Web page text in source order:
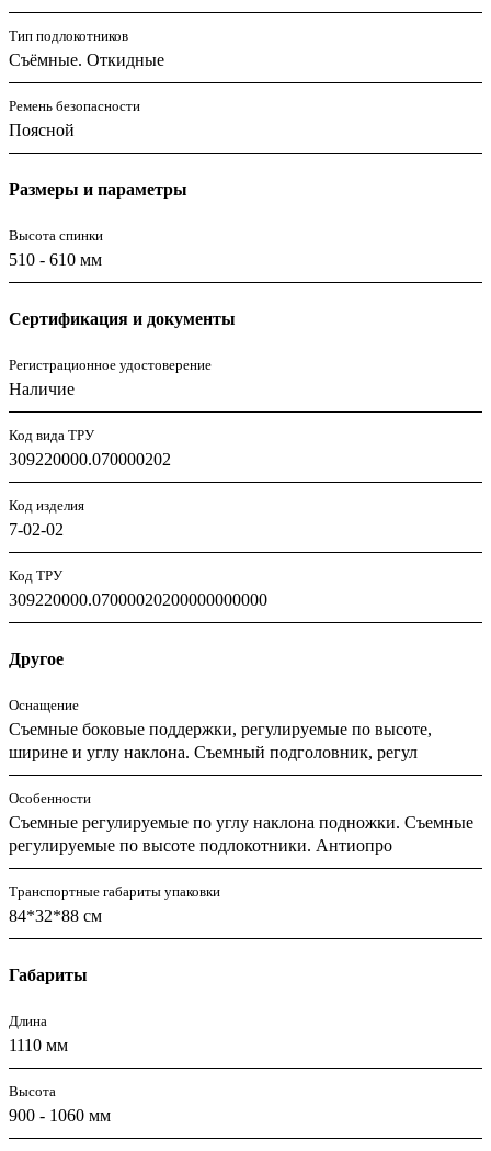
Тип подлокотников
Съёмные. Откидные
Ремень безопасности
Поясной
Размеры и параметры
Высота спинки
510 - 610 мм
Сертификация и документы
Регистрационное удостоверение
Наличие
Код вида ТРУ
309220000.070000202
Код изделия
7-02-02
Код ТРУ
309220000.07000020200000000000
Другое
Оснащение
Съемные боковые поддержки, регулируемые по высоте,
ширине и углу наклона. Съемный подголовник, регул
Особенности
Съемные регулируемые по углу наклона подножки. Съемные
регулируемые по высоте подлокотники. Антиопро
Транспортные габариты упаковки
84*32*88 см
Габариты
Длина
1110 мм
Высота
900 - 1060 мм